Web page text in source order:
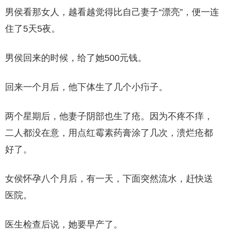
男侯看那女人，越看越觉得比自己妻子“漂亮”，便一连
住了5天5夜。
男侯回来的时候，给了她500元钱。
回来一个月后，他下体生了几个小疖子。
两个星期后，他妻子阴部也生了疮。因为不疼不痒，
二人都没在意，用点红霉素药膏涂了几次，溃烂疮都
好了。
女侯怀孕八个月后，有一天，下面突然流水，赶快送
医院。
医生检查后说，她要早产了。